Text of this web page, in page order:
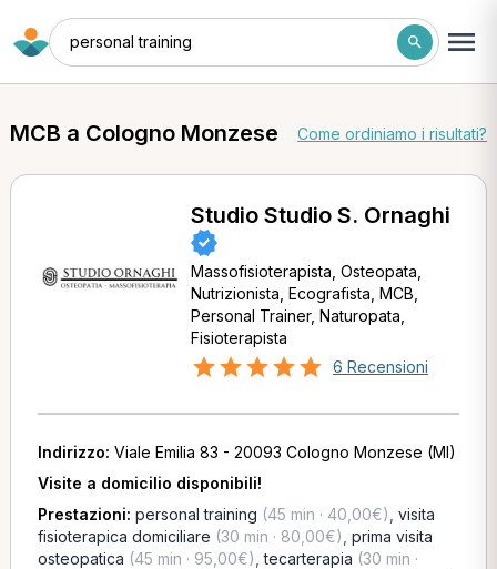
personal training
MCB a Cologno Monzese Come ordiniamo i risultati?
Studio Studio S. Ornaghi
Massofisioterapista, Osteopata,
Nutrizionista, Ecografista, MCB,
Personal Trainer, Naturopata,
Fisioterapista
6 Recensioni
Indirizzo: Viale Emilia 83 - 20093 Cologno Monzese (MI)
Visite a domicilio disponibili!
Prestazioni: personal training (45 min · 40,00€) visita
fisioterapica domiciliare (30 min · 80,00€) prima visita
osteopatica (45 min · 95,00€) ,tecarterapia (30 min ·